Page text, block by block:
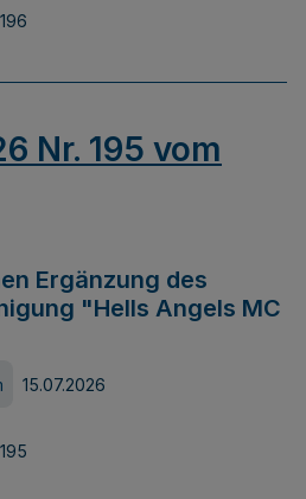
196
Nr. 195 vom
Ergänzung des
"Hells Angels MC
15.07.2026
195